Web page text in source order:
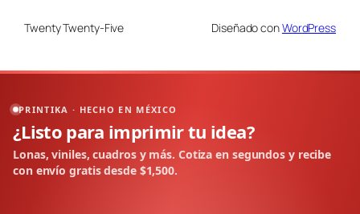
Twenty Twenty-Five Diseñado conWordPress
PRINTIKA · HECHO EN MÉXICO
¿Listo para imprimir tu idea?
Lonas, viniles, cuadros y más. Cotiza en segundos y recibe
con envío gratis desde $1,500.